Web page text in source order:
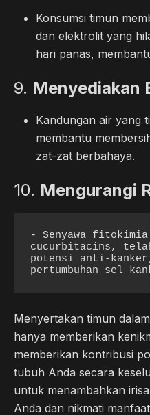
Konsumsi timun
dan elektrolit yang
hari panas,
9. Menyediakan
Kandungan air yang
membantu
zat-zat berbahaya.
10. Mengurangi
- Senyawa
cucurbitacins,
potensi anti-kanker,
pertumbuhan sel
Menyertakan timun
hanya memberikan
memberikan kontribusi
tubuh Anda secara
untuk menambahkan
Anda dan nikmati